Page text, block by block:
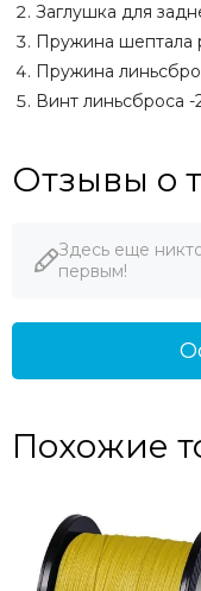
Заглушка для
Пружина шептала
Пружина
Винт линьсброса
Отзывы о
Здесь еще
первым!
Похожие